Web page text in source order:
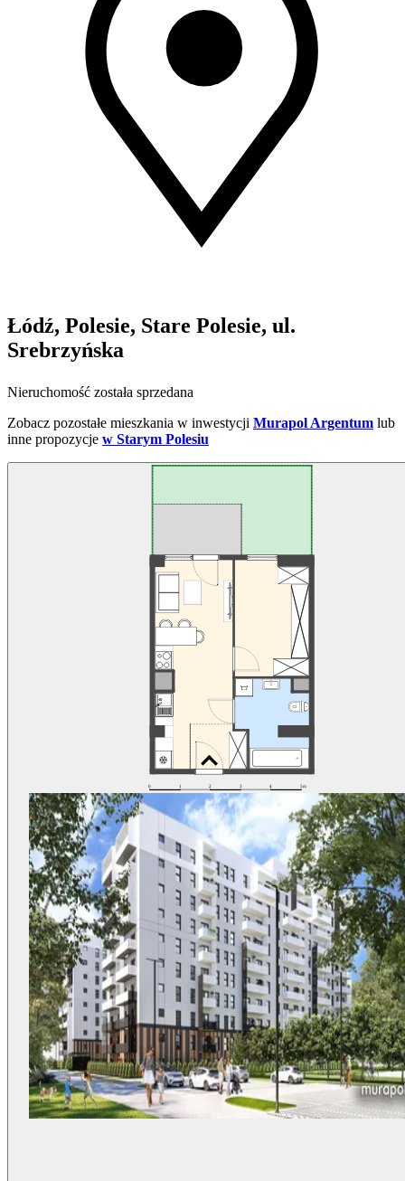
Łódź, Polesie, Stare Polesie, ul.
Srebrzyńska
Nieruchomość została sprzedana
Zobacz pozostałe mieszkania w inwestycji Murapol Argentum lub
inne propozycje w Starym Polesiu